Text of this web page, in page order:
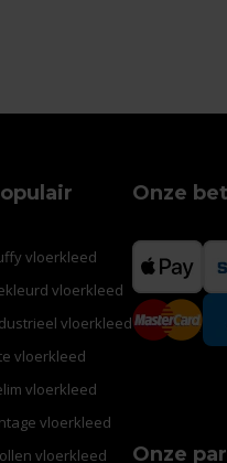
vloerkleed
vloerkleed
vloerkleed
vloerkleed
vloerkleed
vloerkleed
vloerkleed
Onze
Onze